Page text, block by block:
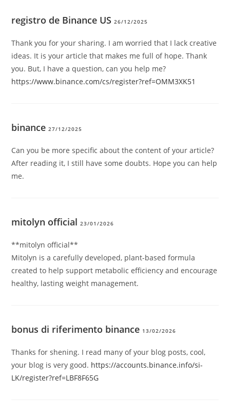
registro de Binance US 26/12/2025
Thank you for your sharing. I am worried that I lack creative
ideas. It is your article that makes me full of hope. Thank
you. But, I have a question, can you help me?
https://www.binance.com/cs/register?ref=OMM3XK51
binance 27/12/2025
Can you be more specific about the content of your article?
After reading it, I still have some doubts. Hope you can help
me.
mitolyn official 23/01/2026
**mitolyn official**
Mitolyn is a carefully developed, plant-based formula
created to help support metabolic efficiency and encourage
healthy, lasting weight management.
bonus di riferimento binance 13/02/2026
Thanks for shening. I read many of your blog posts, cool,
your blog is very good. https://accounts.binance.info/si-
LK/register?ref=LBF8F65G